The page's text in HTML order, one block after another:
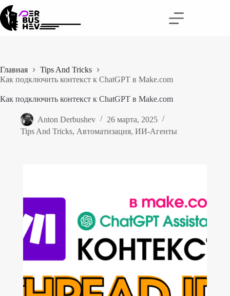
Перейти
к
сути
Главная
Tips And Tricks
Как подключить контекст к ChatGPT в Make.com
Как подключить контекст к ChatGPT в Make.com
Anton Derbushev
26 марта, 2025
Tips And Tricks, Автоматизация, ИИ-Агенты